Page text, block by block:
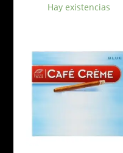
Hay existencias